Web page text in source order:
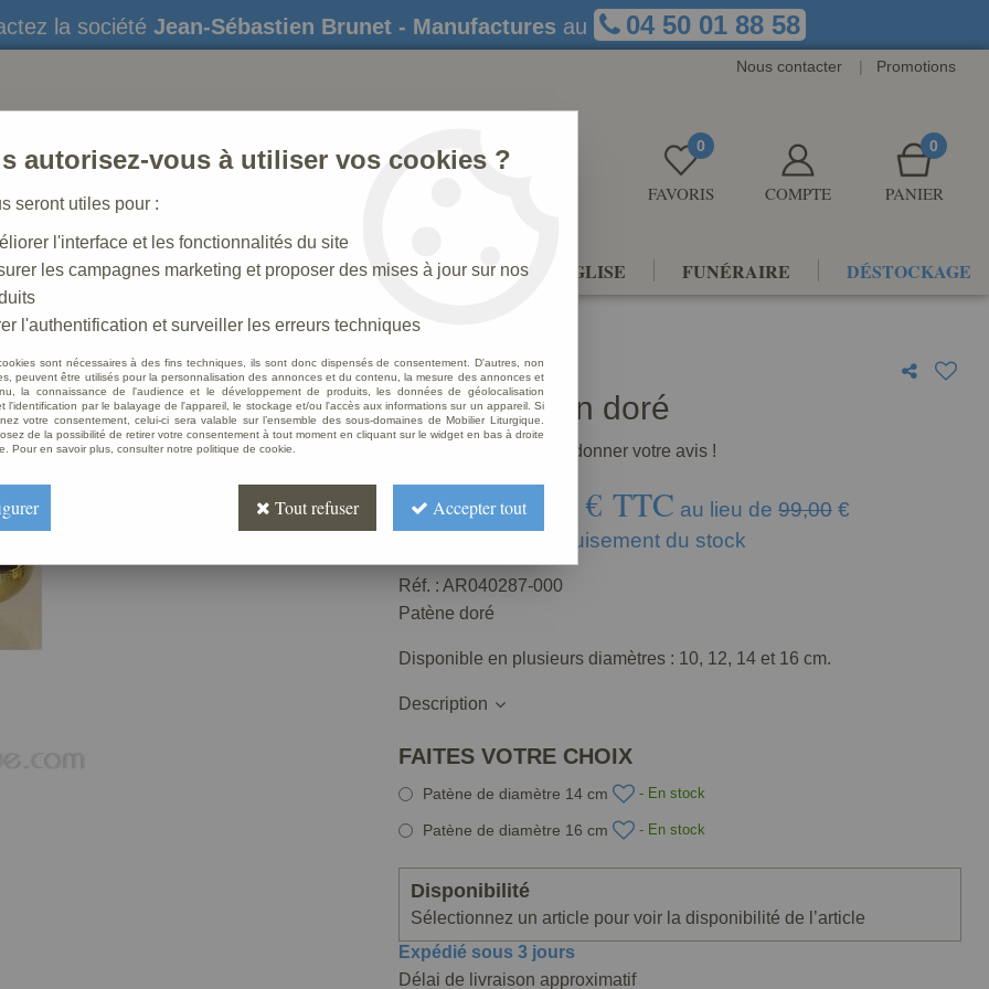
la société Jean-Sébastien Brunet - Manufactures au 04 50 01 88 58
Nous contacter | Promotions
0
FAVORIS COMPTE
0
PANIER
STATUES CRÈCHES DE NOËL AMÉNAGEMENTS D'ÉGLISE FUNÉRAIRE DÉSTOCKAGE
laiton doré
Patène laiton doré
Soyez le premier à donner votre avis !
À partir de 79 € TTC au lieu de 99,00€
Valable jusqu'à épuisement du stock
Réf. : AR040287-000
Patène doré
Disponible en plusieurs diamètres : 10, 12, 14 et 16 cm.
Description
FAITES VOTRE CHOIX
Patène de diamètre 14 cm - En stock
Patène de diamètre 16 cm - En stock
Disponibilité
Sélectionnez un article pour voir la disponibilité de l’article
Expédié sous 3 jours
Délai de livraison approximatif
autorisez-vous à utiliser vos cookies ?
seront utiles pour :
l'interface et les fonctionnalités du site
les campagnes marketing et proposer des mises à jour sur nos
l'authentification et surveiller les erreurs techniques
sont nécessaires à des fins techniques, ils sont donc dispensés de consentement. D'autres, non
peuvent être utilisés pour la personnalisation des annonces et du contenu, la mesure des annonces et
la connaissance de l'audience et le développement de produits, les données de géolocalisation
l'identification par le balayage de l'appareil, le stockage et/ou l'accès aux informations sur un appareil. Si
votre consentement, celui-ci sera valable sur l’ensemble des sous-domaines de Mobilier Liturgique.
de la possibilité de retirer votre consentement à tout moment en cliquant sur le widget en bas à droite
Pour en savoir plus, consulter notre politique de cookie.
Tout refuser Accepter tout